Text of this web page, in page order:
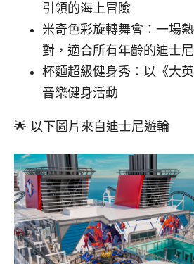
引領的海上冒險
米奇色彩旋轉舞會：一場
對，適合所有年齡的迪士
杯麵超級健身秀：以《大
音樂健身活動
🌟 以下圖片來自迪士尼遊輪